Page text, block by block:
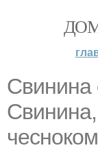
Свинина